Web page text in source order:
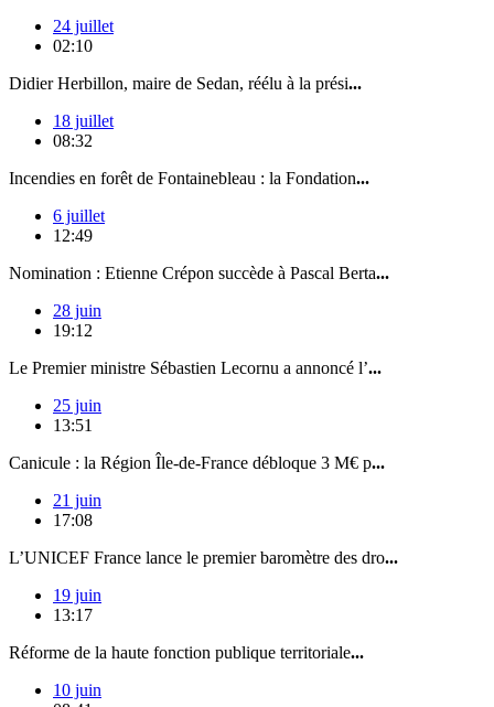
24 juillet
02:10
Didier Herbillon, maire de Sedan, réélu à la prési...
18 juillet
08:32
Incendies en forêt de Fontainebleau : la Fondation...
6 juillet
12:49
Nomination : Etienne Crépon succède à Pascal Berta...
28 juin
19:12
Le Premier ministre Sébastien Lecornu a annoncé l’...
25 juin
13:51
Canicule : la Région Île-de-France débloque 3 M€ p...
21 juin
17:08
L’UNICEF France lance le premier baromètre des dro...
19 juin
13:17
Réforme de la haute fonction publique territoriale...
10 juin